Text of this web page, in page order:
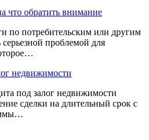
что обратить внимание
по потребительским или другим
серьезной проблемой для
недвижимости
под залог недвижимости
сделки на длительный срок с